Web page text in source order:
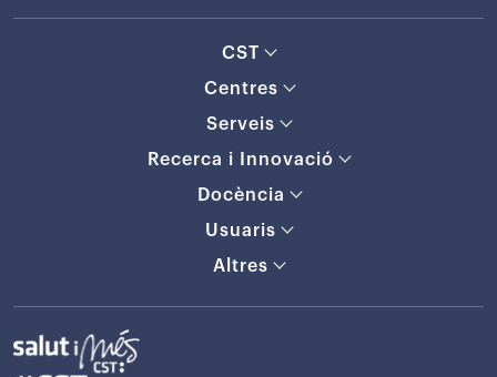
CST
Centres
Serveis
Recerca i Innovació
Docència
Usuaris
Altres